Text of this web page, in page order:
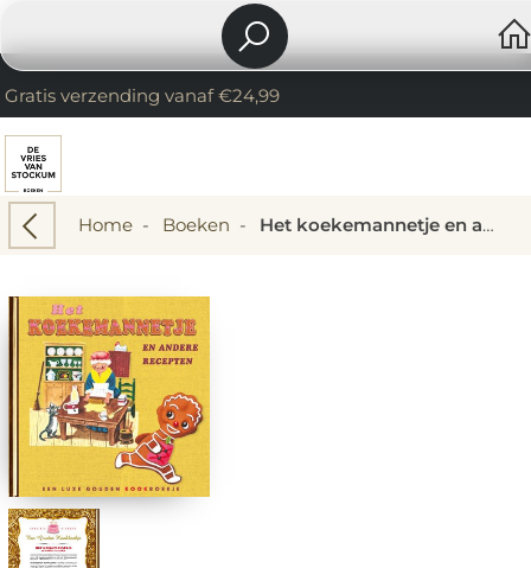
Gratis verzending vanaf €24,99
Home- Boeken - Het koekemannetje en andere recepten